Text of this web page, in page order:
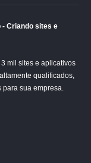
Criando sites e
mil sites e aplicativos
qualificados,
para sua empresa.